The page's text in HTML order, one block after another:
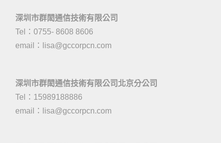
深圳市群閎通信技術有限公司
Tel：0755- 8608 8606
email：
lisa@gccorpcn.com
深圳市群閎通信技術有限公司北京分公司
Tel：15989188886
email：
lisa@gccorpcn.com